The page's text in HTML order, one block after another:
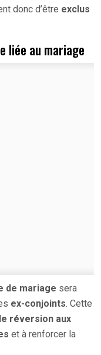
donc d’être exclus
liée au mariage
de mariage sera
ex-conjoints. Cette
réversion aux
et à renforcer la